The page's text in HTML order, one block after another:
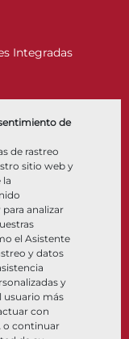
de
de rastreo
sitio web y
la
analizar
el Asistente
y datos
y
usuario más
con
o continuar
Integradas
información
materiales